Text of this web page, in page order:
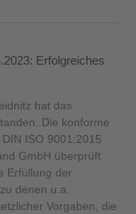
Erfolgreiches
hat das
Die konforme
ISO 9001:2015
GmbH überprüft
Erfüllung der
denen u.a.
Vorgaben, die